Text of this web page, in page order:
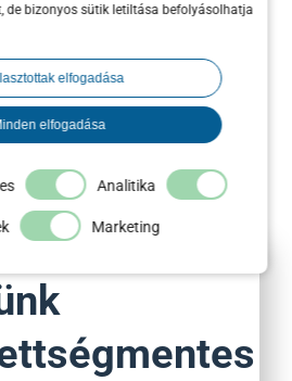
de bizonyos sütik letiltása befolyásolhatja
elfogadása
elfogadása
Analitika
Marketing
Blogcikk